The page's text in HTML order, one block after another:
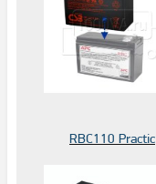
RBC110 Practic